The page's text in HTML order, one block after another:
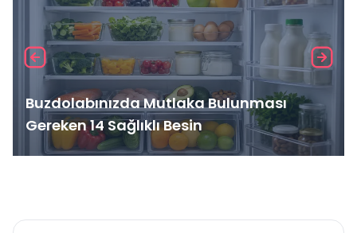
Buzdolabınızda Mutlaka Bulunması
Gereken 14 Sağlıklı Besin